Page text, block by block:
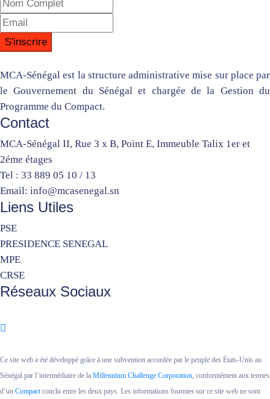
MCA-Sénégal est la structure administrative mise sur place par
le Gouvernement du Sénégal et chargée de la Gestion du
Programme du Compact.
Contact
MCA-Sénégal II, Rue 3 x B, Point E, Immeuble Talix 1er et
2éme étages
Tel : 33 889 05 10 / 13
Email: info@mcasenegal.sn
Liens Utiles
PSE
PRESIDENCE SENEGAL
MPE
CRSE
Réseaux Sociaux
Ce site web a été développé grâce à une subvention accordée par le peuple des États-Unis au
Sénégal par l’intermédiaire de la Millennium Challenge Corporation, conformément aux termes
d’un Compactconclu entre les deux pays. Les informations fournies sur ce site web ne sont